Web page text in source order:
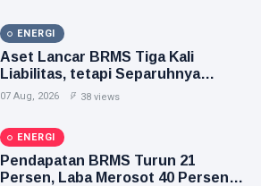
ENERGI
Aset Lancar BRMS Tiga Kali
Liabilitas, tetapi Separuhnya
Berupa Uang Muka
07 Aug, 2026 38 views
ENERGI
Pendapatan BRMS Turun 21
Persen, Laba Merosot 40 Persen